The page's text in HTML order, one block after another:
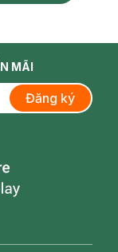
MÃI
Đăng ký